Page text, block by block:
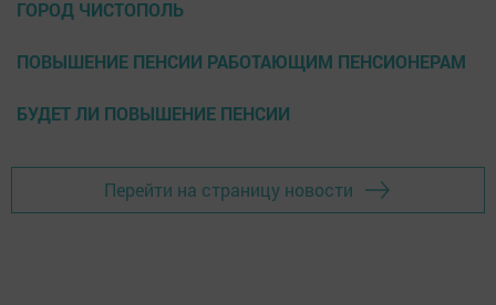
ГОРОД ЧИСТОПОЛЬ
ПОВЫШЕНИЕ ПЕНСИИ РАБОТАЮЩИМ ПЕНСИОНЕРАМ
БУДЕТ ЛИ ПОВЫШЕНИЕ ПЕНСИИ
Перейти на страницу новости